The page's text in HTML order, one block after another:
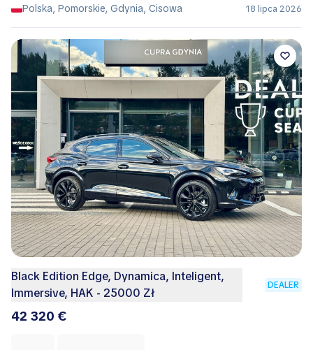
Polska, Pomorskie, Gdynia, Cisowa
18 lipca 2026
Black Edition Edge, Dynamica, Inteligent,
Immersive, HAK - 25000 Zł
DEALER
42 320 €